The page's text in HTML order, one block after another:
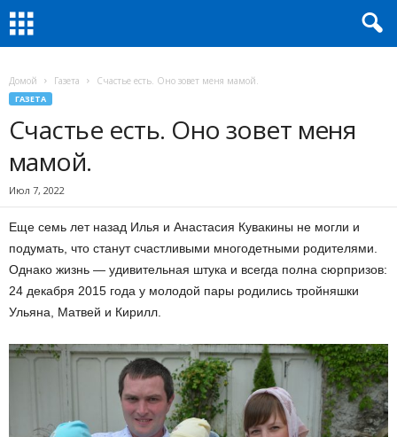
Домой Газета Счастье есть. Оно зовет меня мамой.
ГАЗЕТА
Счастье есть. Оно зовет меня
мамой.
Июл 7, 2022
Еще семь лет назад Илья и Анастасия Кувакины не могли и
подумать, что станут счастливыми многодетными родителями.
Однако жизнь — удивительная штука и всегда полна сюрпризов:
24 декабря 2015 года у молодой пары родились тройняшки
Ульяна, Матвей и Кирилл.